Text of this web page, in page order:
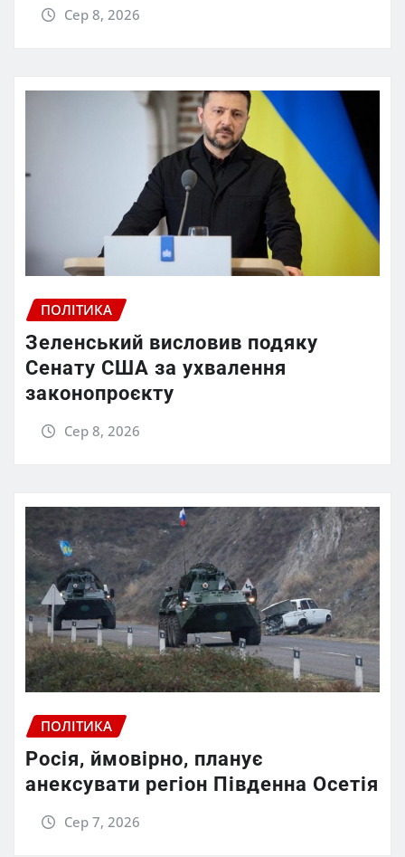
Сер 8, 2026
ПОЛІТИКА
Зеленський висловив подяку
Сенату США за ухвалення
законопроєкту
Сер 8, 2026
ПОЛІТИКА
Росія, ймовірно, планує
анексувати регіон Південна Осетія
Сер 7, 2026